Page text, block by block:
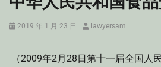
Posted
2019 年 1 月 23 日 Authorlawyersam
（2009年2月28日第十一届全国人